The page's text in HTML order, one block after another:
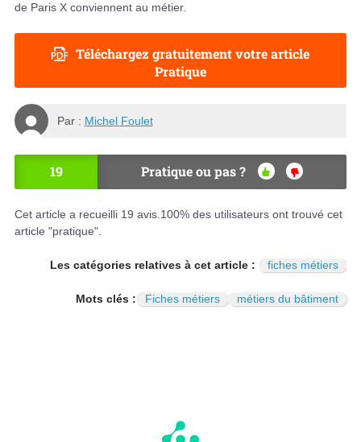
de Paris X conviennent au métier.
Téléchargez gratuitement votre article
Pratique
Par : Michel Foulet
19 Pratique ou pas ?
OU
NO
N
Cet article a recueilli 19 avis. 100% des utilisateurs ont trouvé cet
article "pratique".
Les catégories relatives à cet article : fiches métiers
Mots clés : Fiches métiers métiers du bâtiment